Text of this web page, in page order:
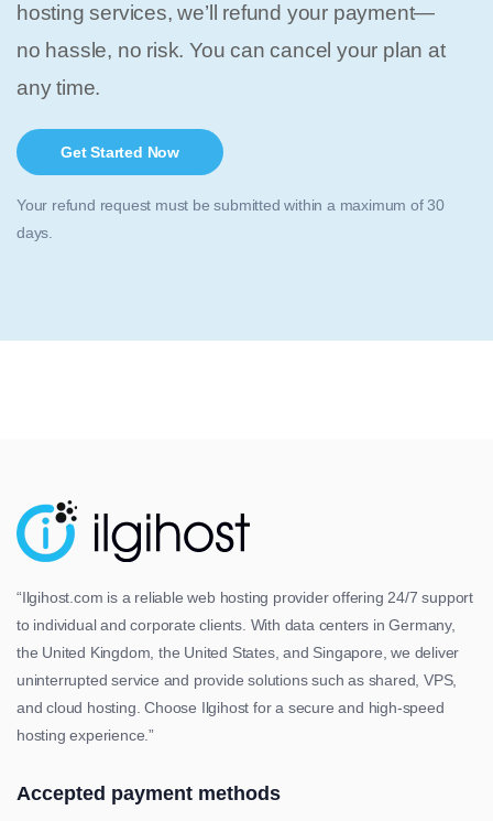
hosting services, we’ll refund your payment—
no hassle, no risk. You can cancel your plan at
any time.
Get Started Now
Your refund request must be submitted within a maximum of 30
days.
“Ilgihost.com is a reliable web hosting provider offering 24/7 support
to individual and corporate clients. With data centers in Germany,
the United Kingdom, the United States, and Singapore, we deliver
uninterrupted service and provide solutions such as shared, VPS,
and cloud hosting. Choose Ilgihost for a secure and high-speed
hosting experience.”
Accepted payment methods